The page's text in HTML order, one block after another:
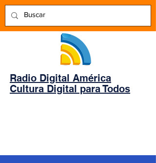
Radio Digital América
Cultura Digital para Todos